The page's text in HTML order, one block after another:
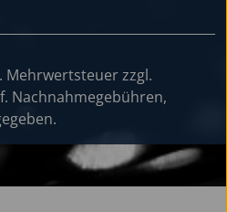
Mehrwertsteuer zzgl.
Nachnahmegebühren,